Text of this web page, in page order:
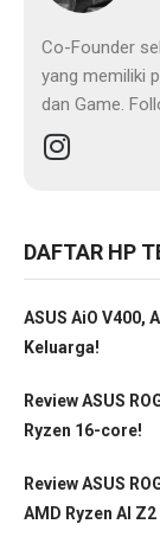
Co-Founder
yang memiliki
dan Game.
DAFTAR HP
ASUS AiO V400,
Keluarga!
Review ASUS
Ryzen 16-core!
Review ASUS
AMD Ryzen AI